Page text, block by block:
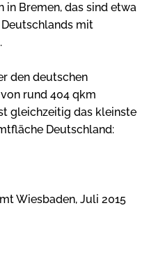
in Bremen, das sind etwa
mit
den deutschen
rund 404 qkm
gleichzeitig das kleinste
Deutschland:
Wiesbaden, Juli 2015